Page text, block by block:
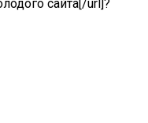
сайта[/url]?